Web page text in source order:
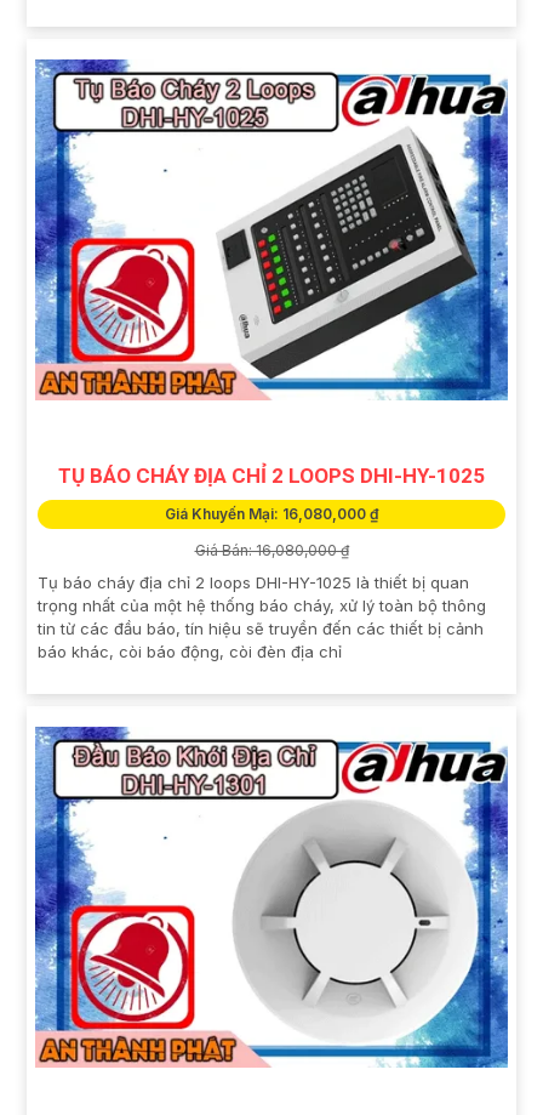
TỤ BÁO CHÁY ĐỊA CHỈ 2 LOOPS DHI-HY-1025
Giá Khuyến Mại: 16,080,000 ₫
Giá Bán: 16,080,000 ₫
Tụ báo cháy địa chỉ 2 loops DHI-HY-1025 là thiết bị quan
trọng nhất của một hệ thống báo cháy, xử lý toàn bộ thông
tin từ các đầu báo, tín hiệu sẽ truyền đến các thiết bị cảnh
báo khác, còi báo động, còi đèn địa chỉ